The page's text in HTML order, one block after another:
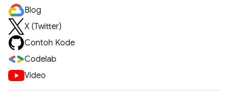
Blog
X (Twitter)
Contoh Kode
Codelab
Video